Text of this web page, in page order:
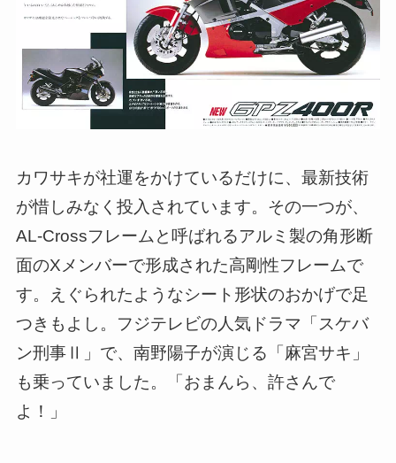
カワサキが社運をかけているだけに、最新技術
が惜しみなく投入されています。その一つが、
AL-Crossフレームと呼ばれるアルミ製の角形断
面のXメンバーで形成された高剛性フレームで
す。えぐられたようなシート形状のおかげで足
つきもよし。フジテレビの人気ドラマ「スケバ
ン刑事Ⅱ」で、南野陽子が演じる「麻宮サキ」
も乗っていました。「おまんら、許さんで
よ！」